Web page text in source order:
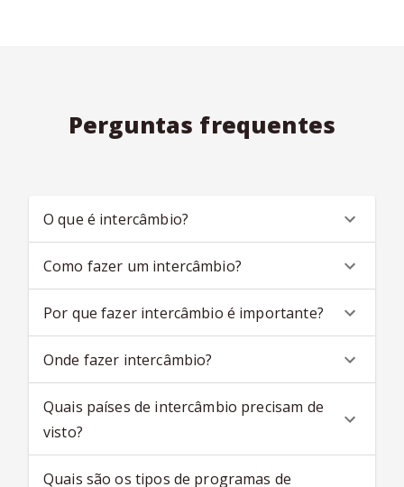
Perguntas frequentes
O que é intercâmbio?
Como fazer um intercâmbio?
Por que fazer intercâmbio é importante?
Onde fazer intercâmbio?
Quais países de intercâmbio precisam de
visto?
Quais são os tipos de programas de